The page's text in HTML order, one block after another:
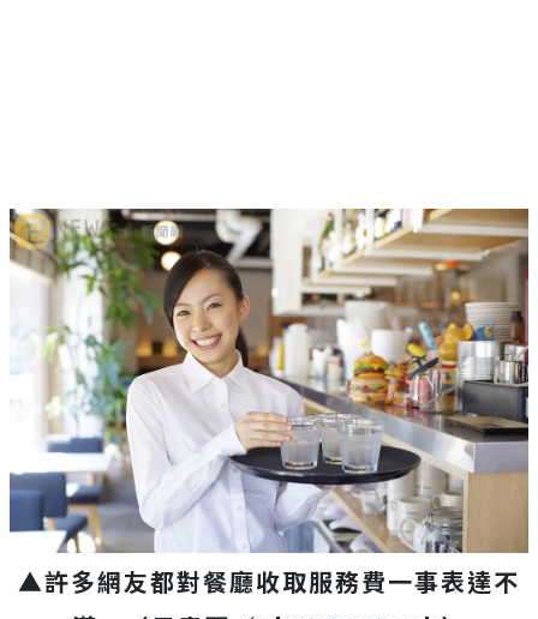
▲許多網友都對餐廳收取服務費一事表達不